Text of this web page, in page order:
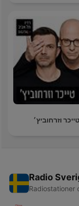
טייכר וזרחוביץ׳
Radio
Radiostationer